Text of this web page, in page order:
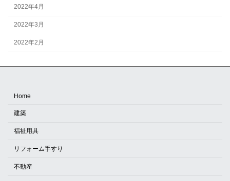
2022年4月
2022年3月
2022年2月
Home
建築
福祉用具
リフォーム手すり
不動産